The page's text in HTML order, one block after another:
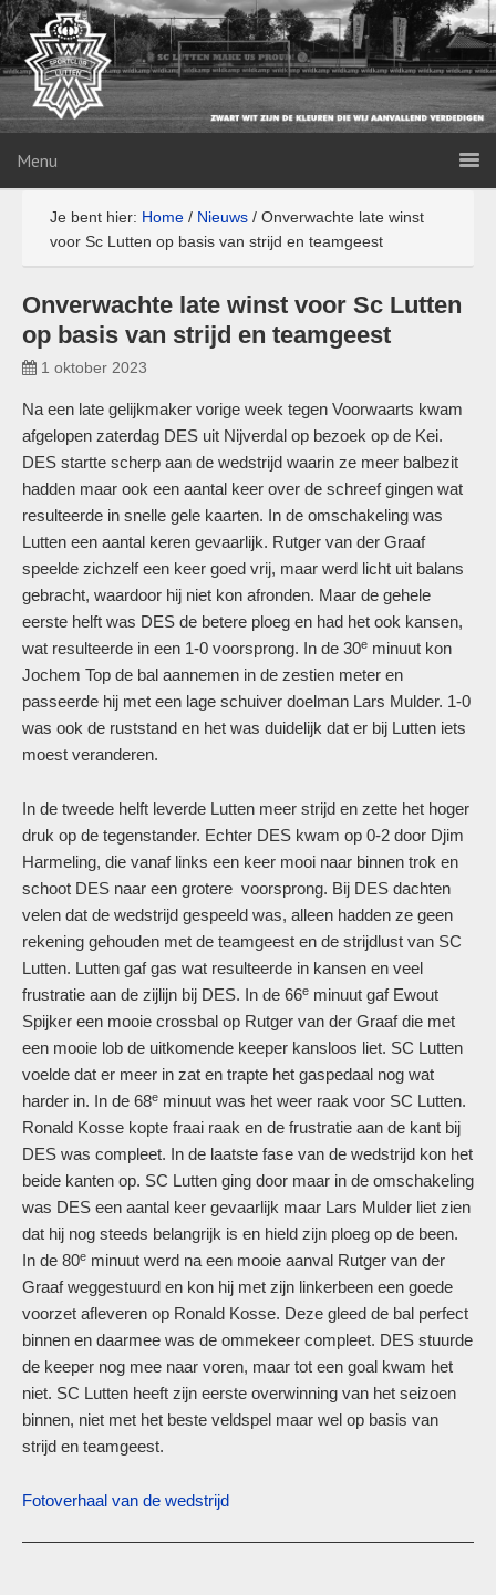
Menu
Je bent hier: Home / Nieuws / Onverwachte late winst
voor Sc Lutten op basis van strijd en teamgeest
Onverwachte late winst voor Sc Lutten
op basis van strijd en teamgeest
1 oktober 2023
Na een late gelijkmaker vorige week tegen Voorwaarts kwam
afgelopen zaterdag DES uit Nijverdal op bezoek op de Kei.
DES startte scherp aan de wedstrijd waarin ze meer balbezit
hadden maar ook een aantal keer over de schreef gingen wat
resulteerde in snelle gele kaarten. In de omschakeling was
Lutten een aantal keren gevaarlijk. Rutger van der Graaf
speelde zichzelf een keer goed vrij, maar werd licht uit balans
gebracht, waardoor hij niet kon afronden. Maar de gehele
eerste helft was DES de betere ploeg en had het ook kansen,
wat resulteerde in een 1-0 voorsprong. In de 30e minuut kon
Jochem Top de bal aannemen in de zestien meter en
passeerde hij met een lage schuiver doelman Lars Mulder. 1-0
was ook de ruststand en het was duidelijk dat er bij Lutten iets
moest veranderen.
In de tweede helft leverde Lutten meer strijd en zette het hoger
druk op de tegenstander. Echter DES kwam op 0-2 door Djim
Harmeling, die vanaf links een keer mooi naar binnen trok en
schoot DES naar een grotere voorsprong. Bij DES dachten
velen dat de wedstrijd gespeeld was, alleen hadden ze geen
rekening gehouden met de teamgeest en de strijdlust van SC
Lutten. Lutten gaf gas wat resulteerde in kansen en veel
frustratie aan de zijlijn bij DES. In de 66e minuut gaf Ewout
Spijker een mooie crossbal op Rutger van der Graaf die met
een mooie lob de uitkomende keeper kansloos liet. SC Lutten
voelde dat er meer in zat en trapte het gaspedaal nog wat
harder in. In de 68e minuut was het weer raak voor SC Lutten.
Ronald Kosse kopte fraai raak en de frustratie aan de kant bij
DES was compleet. In de laatste fase van de wedstrijd kon het
beide kanten op. SC Lutten ging door maar in de omschakeling
was DES een aantal keer gevaarlijk maar Lars Mulder liet zien
dat hij nog steeds belangrijk is en hield zijn ploeg op de been.
In de 80e minuut werd na een mooie aanval Rutger van der
Graaf weggestuurd en kon hij met zijn linkerbeen een goede
voorzet afleveren op Ronald Kosse. Deze gleed de bal perfect
binnen en daarmee was de ommekeer compleet. DES stuurde
de keeper nog mee naar voren, maar tot een goal kwam het
niet. SC Lutten heeft zijn eerste overwinning van het seizoen
binnen, niet met het beste veldspel maar wel op basis van
strijd en teamgeest.
Fotoverhaal van de wedstrijd